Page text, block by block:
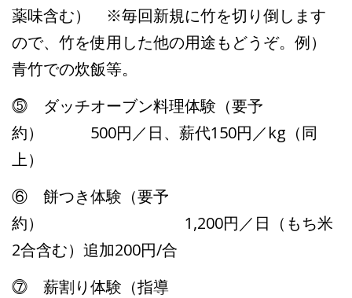
薬味含む） ※毎回新規に竹を切り倒します
ので、竹を使用した他の用途もどうぞ。例）
青竹での炊飯等。
⓹ ダッチオーブン料理体験（要予
約） 500円／日、薪代150円／kg（同
上）
⑥ 餅つき体験（要予
約） 1,200円／日（もち米
2合含む）追加200円/合
⓻ 薪割り体験（指導